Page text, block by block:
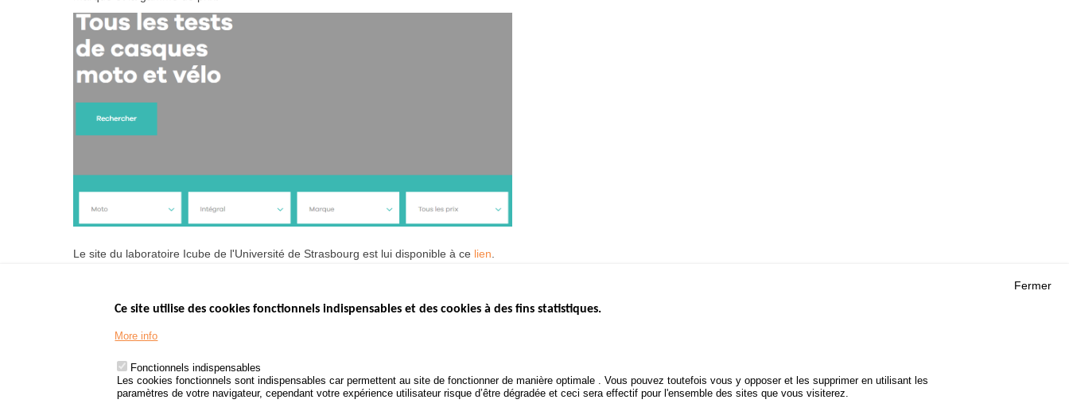
Le site du laboratoire Icube de l'Université de Strasbourg est lui disponible à ce lien.
www.legifrance.gouv.fr
www.service-public.fr
Bilan annuel des infractions
POLITIQUE DE SÉCURITÉ
ROUTIÈRE
Fermer
Ce site utilise des cookies fonctionnels indispensables et des cookies à des fins statistiques.
More info
Fonctionnels indispensables
Les cookies fonctionnels sont indispensables car permettent au site de fonctionner de manière optimale . Vous pouvez toutefois vous y opposer et les supprimer en utilisant les
paramètres de votre navigateur, cependant votre expérience utilisateur risque d’être dégradée et ceci sera effectif pour l'ensemble des sites que vous visiterez.